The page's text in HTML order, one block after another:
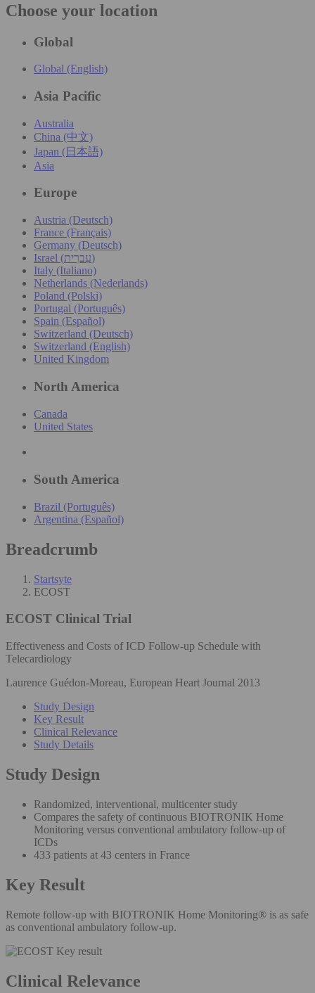
Choose your location
Global
Global (English)
Asia Pacific
Australia
China (中文)
Japan (日本語)
Asia
Europe
Austria (Deutsch)
France (Français)
Germany (Deutsch)
Israel (עִברִית)
Italy (Italiano)
Netherlands (Nederlands)
Poland (Polski)
Portugal (Português)
Spain (Español)
Switzerland (Deutsch)
Switzerland (English)
United Kingdom
North America
Canada
United States
South America
Brazil (Português)
Argentina (Español)
Breadcrumb
Startsyte
ECOST
ECOST Clinical Trial
Effectiveness and Costs of ICD Follow-up Schedule with
Telecardiology
Laurence Guédon-Moreau, European Heart Journal 2013
Study Design
Key Result
Clinical Relevance
Study Details
Study Design
Randomized, interventional, multicenter study
Compares the safety of continuous BIOTRONIK Home
Monitoring versus conventional ambulatory follow-up of
ICDs
433 patients at 43 centers in France
Key Result
Remote follow-up with BIOTRONIK Home Monitoring® is as safe
as conventional ambulatory follow-up.
Clinical Relevance